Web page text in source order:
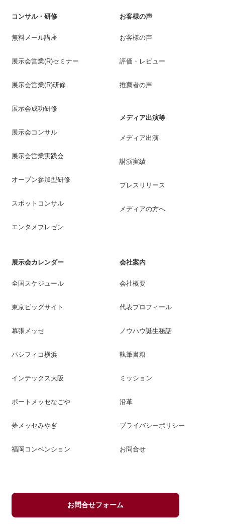
コンサル・研修
無料メール講座
展示会営業(R)セミナー
展示会営業(R)研修
展示会成功研修
展示会コンサル
展示会営業実践会
オープン参加型研修
スポットコンサル
エンタメプレゼン
お客様の声
お客様の声
評価・レビュー
推薦者の声
メディア出演等
メディア出演
講演実績
プレスリリース
メディアの方へ
展示会カレンダー
全国スケジュール
東京ビッグサイト
幕張メッセ
パシフィコ横浜
インテックス大阪
ポートメッセなごや
夢メッセみやぎ
福岡コンベンション
会社案内
会社概要
代表プロフィール
ノウハウ誕生秘話
執筆書籍
ミッション
沿革
プライバシーポリシー
お問合せ
お問合せフォーム